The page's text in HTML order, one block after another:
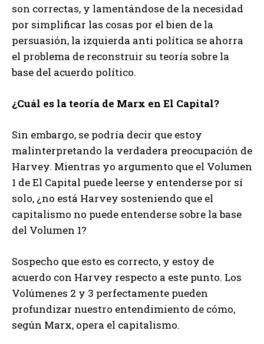
son correctas, y lamentándose de la necesidad
por simplificar las cosas por el bien de la
persuasión, la izquierda anti política se ahorra
el problema de reconstruir su teoría sobre la
base del acuerdo político.
¿Cuál es la teoría de Marx en El Capital?
Sin embargo, se podría decir que estoy
malinterpretando la verdadera preocupación de
Harvey. Mientras yo argumento que el Volumen
1 de El Capital puede leerse y entenderse por sí
solo, ¿no está Harvey sosteniendo que el
capitalismo no puede entenderse sobre la base
del Volumen 1?
Sospecho que esto es correcto, y estoy de
acuerdo con Harvey respecto a este punto. Los
Volúmenes 2 y 3 perfectamente pueden
profundizar nuestro entendimiento de cómo,
según Marx, opera el capitalismo.